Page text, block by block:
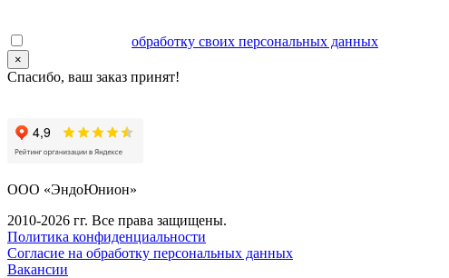
обработку своих персональных данных
×
Спасибо, ваш заказ принят!
ООО «ЭндоЮнион»
2010-2026 гг. Все права защищены.
Политика конфиденциальности
Согласие на обработку персональных данных
Вакансии